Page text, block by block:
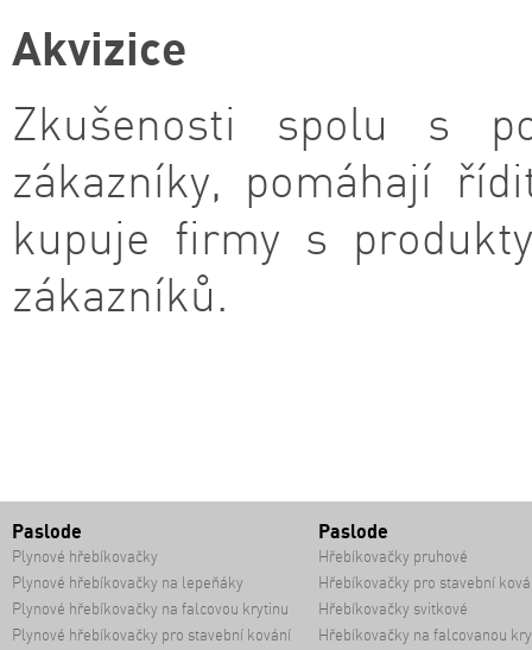
Akvizice
Zkušenosti spolu s
zákazníky, pomáhají
kupuje firmy s
zákazníků.
Paslode
Plynové hřebíkovačky
Plynové hřebíkovačky na lepeňáky
Plynové hřebíkovačky na falcovou krytinu
Plynové hřebíkovačky pro stavební kování
Paslode
Hřebíkovačky pruhové
Hřebíkovačky pro stavební
Hřebíkovačky svitkové
Hřebíkovačky na falcovanou